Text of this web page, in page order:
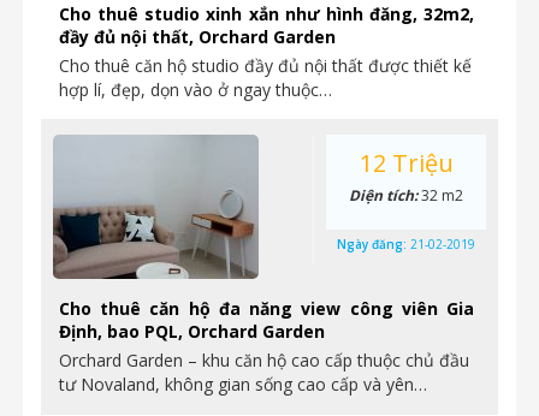
Cho thuê studio xinh xắn như hình đăng, 32m2,
đầy đủ nội thất, Orchard Garden
Cho thuê căn hộ studio đầy đủ nội thất được thiết kế
hợp lí, đẹp, dọn vào ở ngay thuộc…
Cho thuê căn hộ đa năng view công viên Gia
Định, bao PQL, Orchard Garden
Orchard Garden – khu căn hộ cao cấp thuộc chủ đầu
tư Novaland, không gian sống cao cấp và yên…
12 Triệu
Diện tích:32 m2
Ngày đăng: 21-02-2019